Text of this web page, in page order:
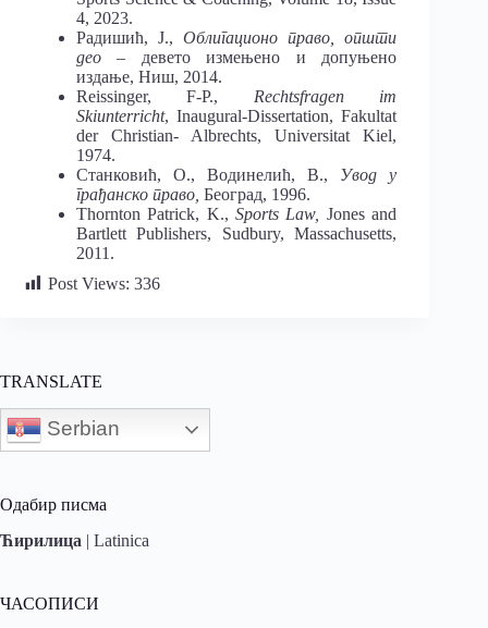
4, 2023.
Радишић, Ј.,Облигационо право, општи
део – девето измењено и допуњено
издање, Ниш, 2014.
Reissinger, F-P., Rechtsfragen im
Skiunterricht, Inaugural-Dissertation, Fakultat
der Christian- Albrechts, Universitat Kiel,
1974.
Станковић, О., Водинелић, В., Увод у
грађанско право, Београд, 1996.
Thornton Patrick, K.,Sports Law, Jones and
Bartlett Publishers, Sudbury, Massachusetts,
2011.
Post Views: 336
TRANSLATE
Serbian
Одабир писма
Ћирилица | Latinica
ЧАСОПИСИ